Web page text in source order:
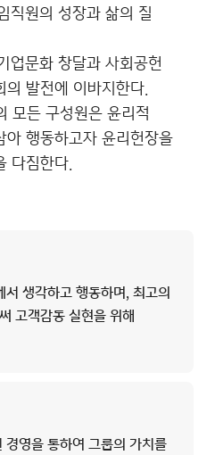
직원의 성장과 삶의 질
업문화 창달과 사회공헌
발전에 이바지한다.
모든 구성원은 윤리적
행동하고자 윤리헌장을
다짐한다.
생각하고 행동하며, 최고의
고객감동 실현을 위해
영을 통하여 그룹의 가치를